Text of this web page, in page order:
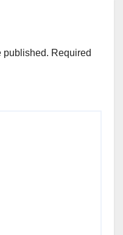
published. Required